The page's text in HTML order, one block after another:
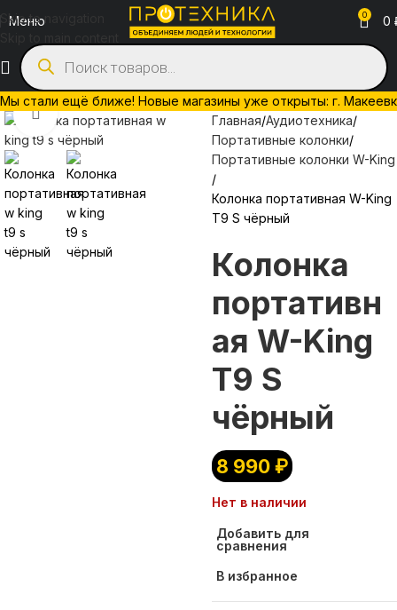
Skip to navigation
Мы стали ещё ближе! Новые магазины уже открыты: г.
Меню 0 0
Нажмите, чтобы увеличитьГлавная Аудиотехника
Портативные колонки
Портативные колонки W-King
Колонка портативная W-King
T9 S чёрный
Колонка
портативн
ая W-King
T9 S
чёрный
8 990₽
Нет в наличии
Добавить для
сравнения
В избранное